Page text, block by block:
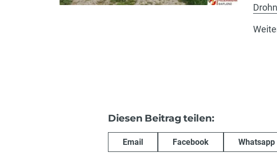
Diesen Beitrag teilen:
Email Facebook Whatsapp